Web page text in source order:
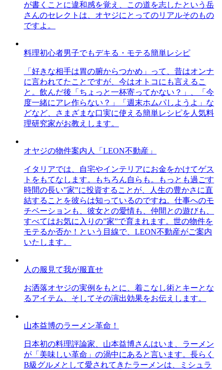
が書くことに違和感を覚え、この道を志したという岳
さんのセレクトは、オヤジにとってのリアルそのもの
ですよ。
料理初心者男子でもデキる・モテる簡単レシピ
「好きな相手は胃の腑からつかめ」って、昔はオンナ
に言われてたことですが、今はオトコにも言えるこ
と。飲んだ後「ちょっと一杯寄ってかない？」、「今
度一緒にアレ作らない？」「週末ホムパしようよ」な
どなど、さまざまな口実に使える簡単レシピを人気料
理研究家がお教えします。
オヤジの物件案内人「LEON不動産」
イタリアでは、自宅やインテリアにお金をかけてゲス
トをもてなします。もちろん自らも。もっとも過ごす
時間の長い”家”に投資することが、人生の豊かさに直
結することを彼らは知っているのですね。仕事へのモ
チベーションも、彼女との愛情も、仲間との遊びも、
すべてはお気に入りの”家”で育まれます。世の物件を
モテるか否か！という目線で、LEON不動産がご案内
いたします。
人の服見て我が服直せ
お洒落オヤジの実例をもとに、着こなし術とキーとな
るアイテム、そしてその演出効果をお伝えします。
山本益博のラーメン革命！
日本初の料理評論家、山本益博さんはいま、ラーメン
が「美味しい革命」の渦中にあると言います。長らく
B級グルメとして愛されてきたラーメンは、ミシュラ